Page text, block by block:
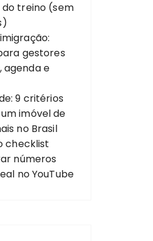
treino (sem
gestores
agenda e
9 critérios
imóvel de
no Brasil
checklist
números
no YouTube